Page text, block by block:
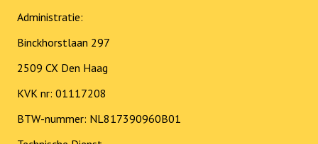
Administratie:
Binckhorstlaan 297
2509 CX Den Haag
KVK nr: 01117208
BTW-nummer: NL817390960B01